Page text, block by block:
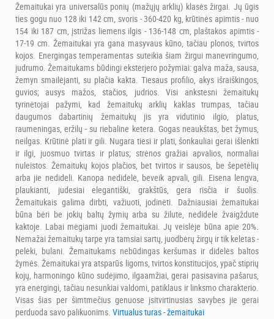
Žemaitukai yra universalūs ponių (mažųjų arklių) klasės žirgai. Jų ūgis
ties gogu nuo 128 iki 142 cm, svoris - 360-420 kg, krūtinės apimtis - nuo
154 iki 187 cm, įstrižas liemens ilgis - 136-148 cm, plaštakos apimtis -
17-19 cm. Žemaitukai yra gana masyvaus kūno, tačiau plonos, tvirtos
kojos. Energingas temperamentas suteikia šiam žirgui manevringumo,
judrumo. Žemaitukams būdingi eksterjero požymiai: galva maža, sausa,
žemyn smailėjanti, su plačia kakta. Tiesaus profilio, akys išraiškingos,
guvios; ausys mažos, stačios, judrios. Visi ankstesni žemaitukų
tyrinėtojai pažymi, kad žemaitukų arklių kaklas trumpas, tačiau
daugumos dabartinių žemaitukų jis yra vidutinio ilgio, platus,
raumeningas, eržilų - su riebaline ketera. Gogas neaukštas, bet žymus,
neilgas. Krūtinė plati ir gili. Nugara tiesi ir plati, šonkauliai gerai išlenkti
ir ilgi, juosmuo tvirtas ir platus; strėnos gražiai apvalios, normaliai
nuleistos. Žemaitukų kojos plačios, bet tvirtos ir sausos, be šepetėlių
arba jie nedideli. Kanopa nedidelė, beveik apvali, gili. Eisena lengva,
plaukianti, judesiai elegantiški, grakštūs, gera risčia ir šuolis.
Žemaitukais galima dirbti, važiuoti, jodinėti. Dažniausiai žemaitukai
būna bėri be jokių baltų žymių arba su žilute, nedidele žvaigždute
kaktoje. Labai mėgiami juodi žemaitukai. Jų veislėje būna apie 20%.
Nemažai žemaitukų tarpe yra tamsiai sartų, juodbėrų žirgų ir tik keletas -
pelėki, bulani. Žemaitukams nebūdingas keršumas ir didelės baltos
žymės. Žemaitukai yra atsparūs ligoms, tvirtos konstitucijos, ypač stiprių
kojų, harmoningo kūno sudėjimo, ilgaamžiai, gerai pasisavina pašarus,
yra energingi, tačiau nesunkiai valdomi, patiklaus ir linksmo charakterio.
Visas šias per šimtmečius genuose įsitvirtinusias savybes jie gerai
perduoda savo palikuonims. Virtualus turas - žemaitukai